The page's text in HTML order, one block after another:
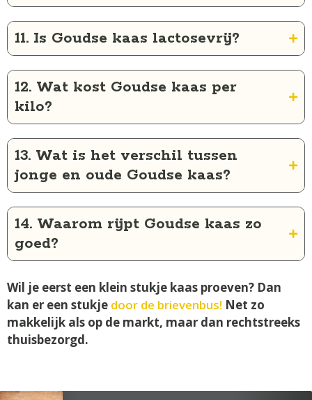
11. Is Goudse kaas lactosevrij?
12. Wat kost Goudse kaas per
kilo?
13. Wat is het verschil tussen
jonge en oude Goudse kaas?
14. Waarom rijpt Goudse kaas zo
goed?
Wil je eerst een klein stukje kaas proeven? Dan
kan er een stukje door de brievenbus! Net zo
makkelijk als op de markt, maar dan rechtstreeks
thuisbezorgd.